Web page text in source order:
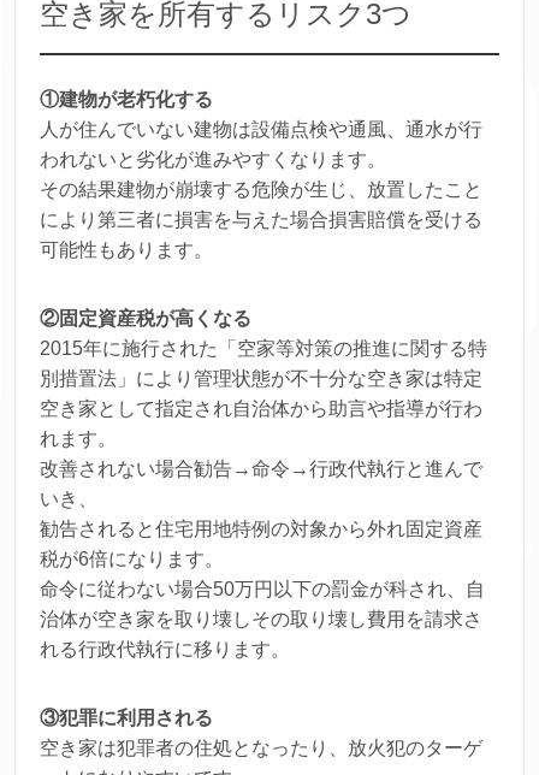
空き家を所有するリスク3つ
①建物が老朽化する
人が住んでいない建物は設備点検や通風、通水が行
われないと劣化が進みやすくなります。
その結果建物が崩壊する危険が生じ、放置したこと
により第三者に損害を与えた場合損害賠償を受ける
可能性もあります。
②固定資産税が高くなる
2015年に施行された「空家等対策の推進に関する特
別措置法」により管理状態が不十分な空き家は特定
空き家として指定され自治体から助言や指導が行わ
れます。
改善されない場合勧告→命令→行政代執行と進んで
いき、
勧告されると住宅用地特例の対象から外れ固定資産
税が6倍になります。
命令に従わない場合50万円以下の罰金が科され、自
治体が空き家を取り壊しその取り壊し費用を請求さ
れる行政代執行に移ります。
③犯罪に利用される
空き家は犯罪者の住処となったり、放火犯のターゲ